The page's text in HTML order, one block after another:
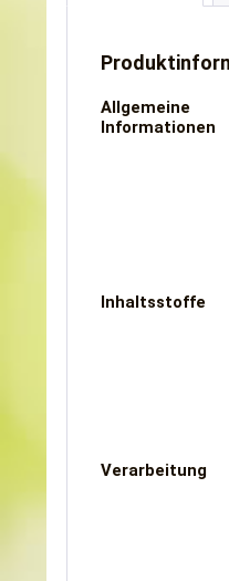
Allgemeine
Informationen
Inhaltsstoffe
Verarbeitung